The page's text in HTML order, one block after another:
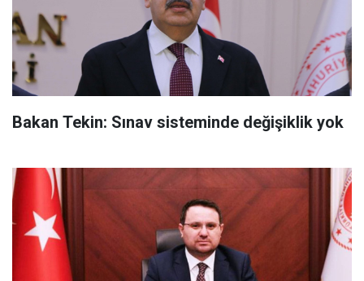
Bakan Tekin: Sınav sisteminde değişiklik yok